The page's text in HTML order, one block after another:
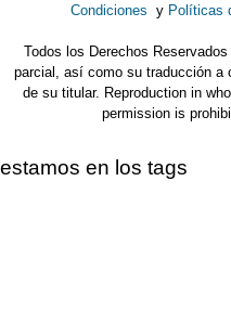
Condiciones y Políticas
Todos los Derechos
parcial, así como su traducción a
de su titular. Reproduction in
permission is
estamos en los tags